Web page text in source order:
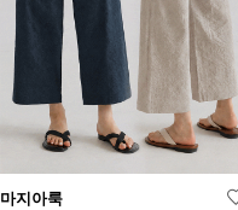
마지아룩